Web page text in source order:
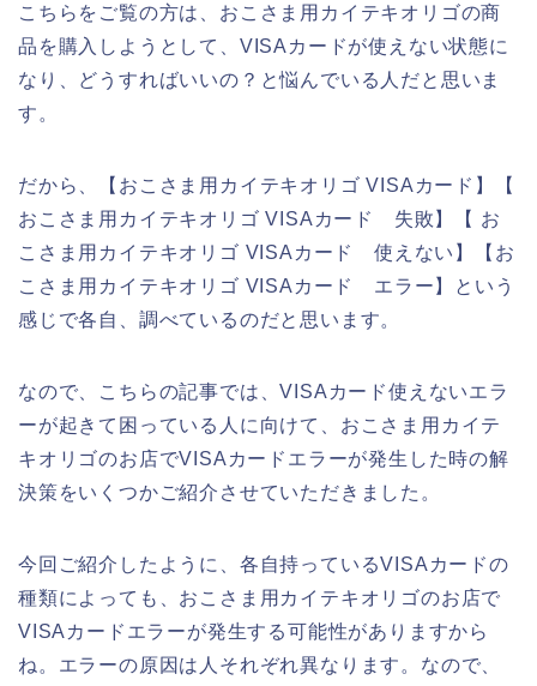
こちらをご覧の方は、おこさま用カイテキオリゴの商
品を購入しようとして、VISAカードが使えない状態に
なり、どうすればいいの？と悩んでいる人だと思いま
す。
だから、【おこさま用カイテキオリゴ VISAカード】【
おこさま用カイテキオリゴ VISAカード 失敗】【 お
こさま用カイテキオリゴ VISAカード 使えない】【お
こさま用カイテキオリゴ VISAカード エラー】という
感じで各自、調べているのだと思います。
なので、こちらの記事では、VISAカード使えないエラ
ーが起きて困っている人に向けて、おこさま用カイテ
キオリゴのお店でVISAカードエラーが発生した時の解
決策をいくつかご紹介させていただきました。
今回ご紹介したように、各自持っているVISAカードの
種類によっても、おこさま用カイテキオリゴのお店で
VISAカードエラーが発生する可能性がありますから
ね。エラーの原因は人それぞれ異なります。なので、